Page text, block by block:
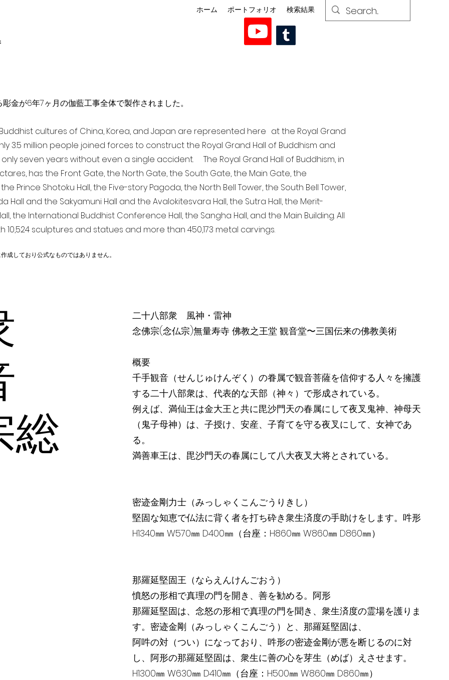
ホーム ポートフォリオ 検索結果
金が6年7ヶ月の伽藍工事全体で製作されました。
cultures of China, Korea, and Japan are represented here at the Royal Grand
3.5 million people joined forces to construct the Royal Grand Hall of Buddhism and
seven years without even a single accident. The Royal Grand Hall of Buddhism, in
has the Front Gate, the North Gate, the South Gate, the Main Gate, the
Prince Shotoku Hall, the Five-story Pagoda, the North Bell Tower, the South Bell Tower,
Hall and the Sakyamuni Hall and the Avalokitesvara Hall, the Sutra Hall, the Merit-
the International Buddhist Conference Hall, the Sangha Hall, and the Main Building. All
sculptures and statues and more than 450,173 metal carvings.
成しており公式なものではありません。
二十八部衆 風神・雷神
念佛宗(念仏宗)無量寿寺 佛教之王堂 観音堂〜三国伝来の佛教美術
概要
千手観音（せんじゅけんぞく）の眷属で観音菩薩を信仰する人々を擁護
する二十八部衆は、代表的な天部（神々）で形成されている。
例えば、満仙王は金大王と共に毘沙門天の春属にして夜叉鬼神、神母天
（鬼子母神）は、子授け、安産、子育てを守る夜叉にして、女神であ
る。
満善車王は、毘沙門天の春属にして八大夜叉大将とされている。
密迹金剛力士（みっしゃくこんごうりきし）
堅固な知恵で仏法に背く者を打ち砕き衆生済度の手助けをします。吽形
H1340㎜ W570㎜ D400㎜（台座：H860㎜ W860㎜ D860㎜）
那羅延堅固王（ならえんけんごおう）
憤怒の形相で真理の門を開き、善を勧める。阿形
那羅延堅固は、念怒の形相で真理の門を聞き、衆生済度の霊場を護りま
す。密迹金剛（みっしゃくこんごう）と、那羅延堅固は、
阿吽の対（つい）になっており、吽形の密迹金剛が悪を断じるのに対
し、阿形の那羅延堅固は、衆生に善の心を芽生（めば）えさせます。
H1300㎜ W630㎜ D410㎜（台座：H500㎜ W860㎜ D860㎜）